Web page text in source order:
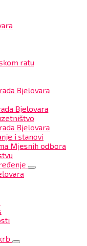
ratu
Bjelovara
Bjelovara
Bjelovara
i stanovi
Mjesnih odbora